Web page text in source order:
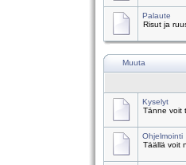
Palaute
Risut ja
Muuta
Kyselyt
Tänne voit
Ohjelmointi
Täällä voit